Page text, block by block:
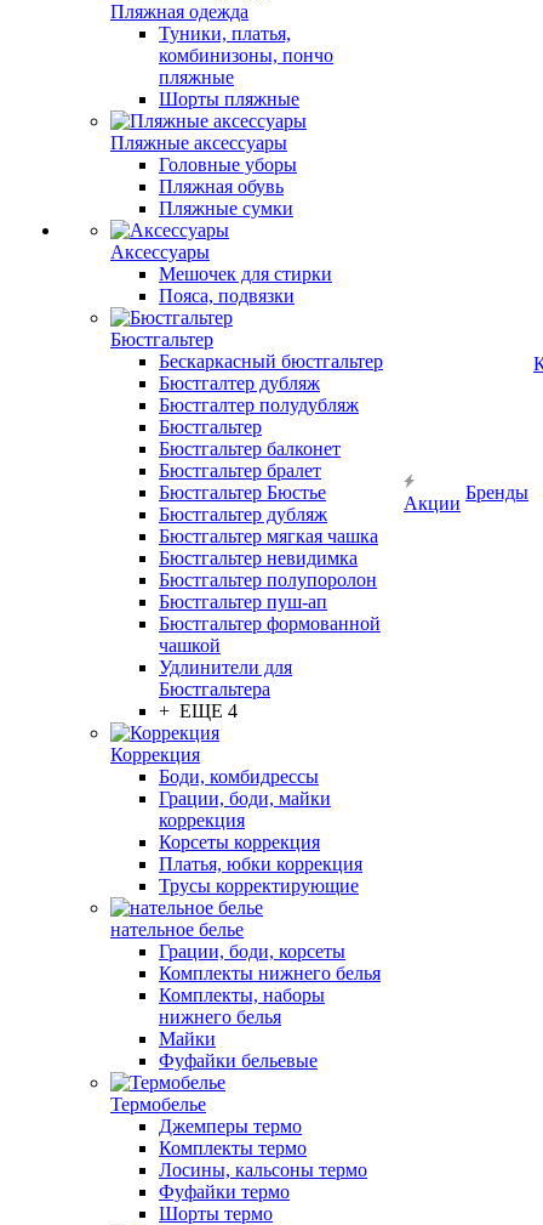
Пляжная одежда
Туники, платья,
комбинизоны, пончо
пляжные
Шорты пляжные
Пляжные аксессуары
Головные уборы
Пляжная обувь
Пляжные сумки
Аксессуары
Мешочек для стирки
Пояса, подвязки
Бюстгальтер
Бескаркасный бюстгальтер
Бюстгалтер дубляж
Бюстгалтер полудубляж
Бюстгальтер
Бюстгальтер балконет
Бюстгальтер бралет
Бюстгальтер Бюстье
Бюстгальтер дубляж
Бюстгальтер мягкая чашка
Бюстгальтер невидимка
Бюстгальтер полупоролон
Бюстгальтер пуш-ап
Бюстгальтер формованной
чашкой
Удлинители для
Бюстгальтера
+ ЕЩЕ 4
Коррекция
Боди, комбидрессы
Грации, боди, майки
коррекция
Корсеты коррекция
Платья, юбки коррекция
Трусы корректирующие
нательное белье
Грации, боди, корсеты
Комплекты нижнего белья
Комплекты, наборы
нижнего белья
Майки
Фуфайки бельевые
Термобелье
Джемперы термо
Комплекты термо
Лосины, кальсоны термо
Фуфайки термо
Шорты термо
Акции
Бренды